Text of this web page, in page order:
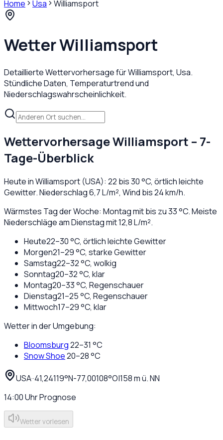
Home Usa Williamsport
WetterWilliamsport
Detaillierte Wettervorhersage fürWilliamsport, Usa.
Stündliche Daten, Temperaturtrend und
Niederschlagswahrscheinlichkeit.
WettervorhersageWilliamsport – 7-
Tage-Überblick
Heute inWilliamsport (USA): 22 bis30°C, örtlich leichte
Gewitter. Niederschlag6,7L/m², Wind bis24km/h.
Wärmstes Tag der Woche: Montag mit bis zu 33 °C. Meiste
Niederschläge am Dienstag mit 12,8 L/m².
Heute22–30°C, örtlich leichte Gewitter
Morgen21–29°C, starke Gewitter
Samstag22–32°C, wolkig
Sonntag20–32°C, klar
Montag20–33°C, Regenschauer
Dienstag21–25°C, Regenschauer
Mittwoch17–29°C, klar
Wetter in der Umgebung:
Bloomsburg22–31 °C
Snow Shoe20–28°C
USA··41,24119°N-77,00108°O|158m ü. NN
14:00UhrPrognose
Wetter vorlesen